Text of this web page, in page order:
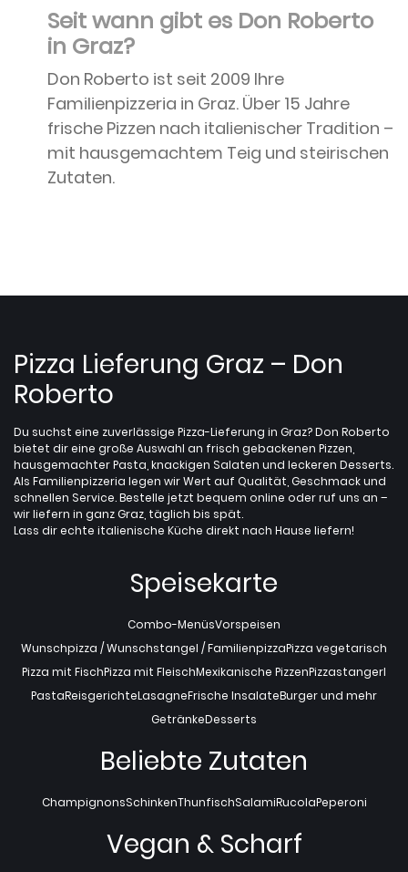
Seit wann gibt es Don Roberto
in Graz?
Don Roberto ist seit 2009 Ihre
Familienpizzeria in Graz. Über 15 Jahre
frische Pizzen nach italienischer Tradition –
mit hausgemachtem Teig und steirischen
Zutaten.
Pizza Lieferung Graz – Don
Roberto
Du suchst eine zuverlässige Pizza-Lieferung in Graz? Don Roberto
bietet dir eine große Auswahl an frisch gebackenen Pizzen,
hausgemachter Pasta, knackigen Salaten und leckeren Desserts.
Als Familienpizzeria legen wir Wert auf Qualität, Geschmack und
schnellen Service. Bestelle jetzt bequem online oder ruf uns an –
wir liefern in ganz Graz, täglich bis spät.
Lass dir echte italienische Küche direkt nach Hause liefern!
Speisekarte
Combo-MenüsVorspeisen
Wunschpizza / Wunschstangel / FamilienpizzaPizza vegetarisch
Pizza mit FischPizza mit FleischMexikanische PizzenPizzastangerl
PastaReisgerichteLasagneFrische InsalateBurger und mehr
GetränkeDesserts
Beliebte Zutaten
ChampignonsSchinkenThunfischSalamiRucolaPeperoni
Vegan & Scharf